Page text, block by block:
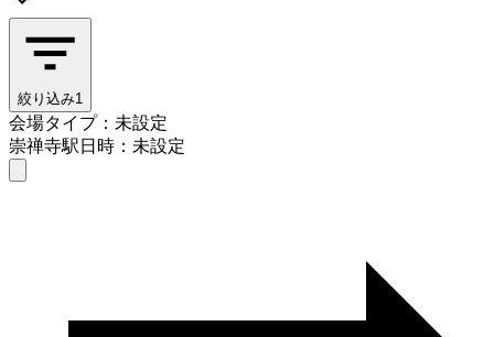
絞り込み1
会場タイプ：未設定
崇禅寺駅日時：未設定